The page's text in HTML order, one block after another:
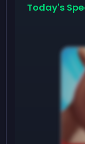
Today's